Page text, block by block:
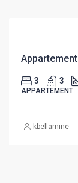
3 3
APPARTEMENT
kbellamine